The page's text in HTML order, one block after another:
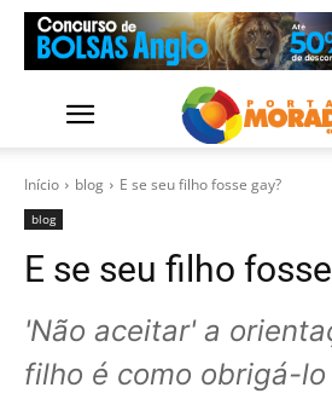
Início blog E se seu filho fosse gay?
blog
E se seu filho
'Não aceitar' a
filho é como obrigá-